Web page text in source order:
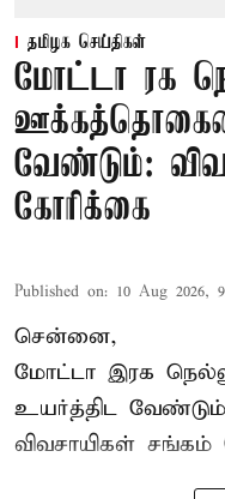
தமிழக செய்திகள்
மோட்டா ரக
வேண்டும்:
கோரிக்கை
Published on: 10 Aug 2026,
சென்னை,
மோட்டா இரக
உயர்த்திட
விவசாயிகள் சங்கம்